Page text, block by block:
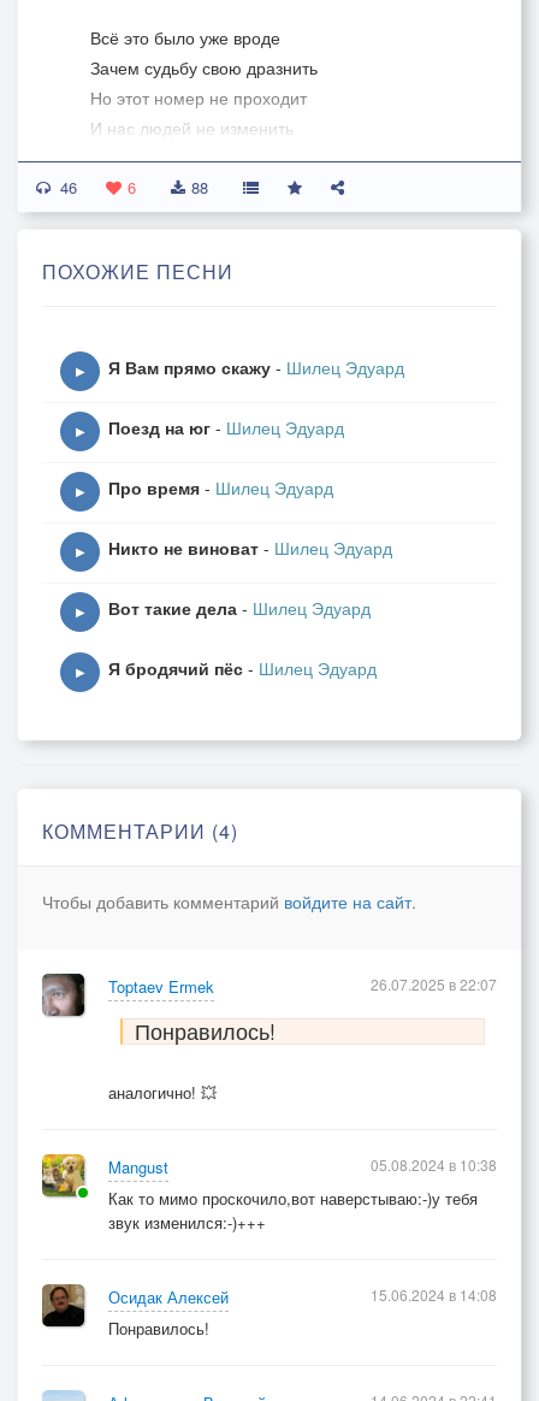
Всё это было уже вроде
Зачем судьбу свою дразнить
Но этот номер не проходит
И нас людей не изменить
Волки кругом на самом деле
Сплошные страхи тут и там
Теперь я им не по зубам
Но между нами говоря
Не прогибаться под тебя
Возможно этот мир потерян
Что проку от страстной недели
Но это так на первый взгляд
Мой праздник жизни улетел
И порох эх в пороховницах
Стрельнуть ещё конечно можно
Но только может разорвать
46 6 88
ПОХОЖИЕ ПЕСНИ
▶ Я Вам прямо скажу - Шилец Эдуард
▶ Поезд на юг - Шилец Эдуард
▶ Про время - Шилец Эдуард
▶ Никто не виноват - Шилец Эдуард
▶ Вот такие дела - Шилец Эдуард
▶ Я бродячий пёс - Шилец Эдуард
КОММЕНТАРИИ (4)
Чтобы добавить комментарий войдите на сайт.
Toptaev Ermek
Понравилось!
аналогично! 💥
26.07.2025 в 22:07
Mangust
Как то мимо проскочило,вот наверстываю:-)у тебя
звук изменился:-)+++
05.08.2024 в 10:38
Осидак Алексей
Понравилось!
15.06.2024 в 14:08